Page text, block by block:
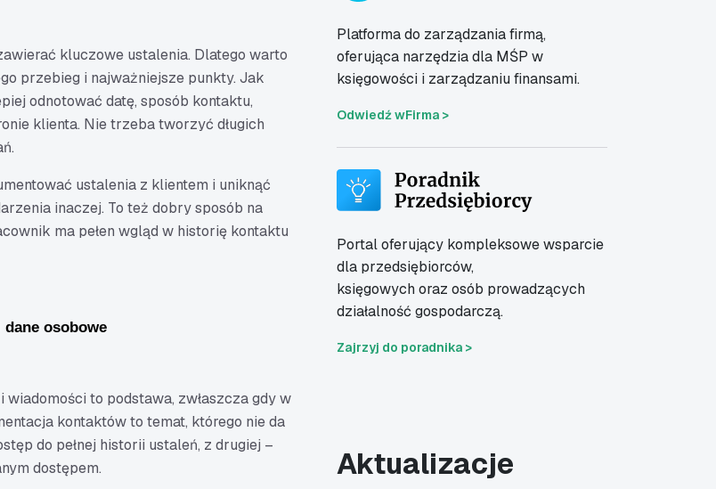
kluczowe ustalenia. Dlatego warto
przebieg i najważniejsze punkty. Jak
odnotować datę, sposób kontaktu,
klienta. Nie trzeba tworzyć długich
ustalenia z klientem i uniknąć
inaczej. To też dobry sposób na
ma pełen wgląd w historię kontaktu
osobowe
to podstawa, zwłaszcza gdy w
kontaktów to temat, którego nie da
do pełnej historii ustaleń, z drugiej –
dostępem.
Platforma do zarządzania firmą,
oferująca narzędzia dla MŚP w
księgowości i zarządzaniu finansami.
Odwiedź wFirma >
Portal oferujący kompleksowe wsparcie
dla przedsiębiorców,
księgowych oraz osób prowadzących
działalność gospodarczą.
Zajrzyj do poradnika >
Aktualizacje